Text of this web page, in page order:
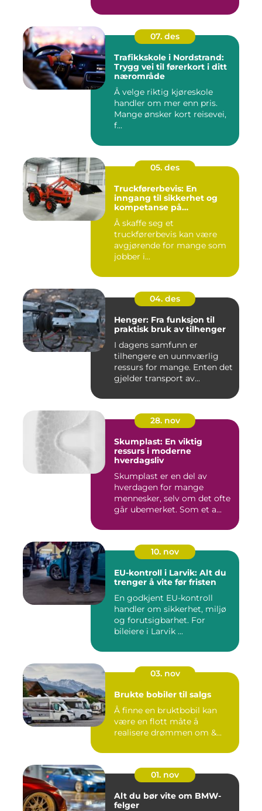
07. des
Trafikkskole i Nordstrand:
Trygg vei til førerkort i ditt
nærområde
Å velge riktig kjøreskole
handler om mer enn pris.
Mange ønsker kort reisevei,
f...
05. des
Truckførerbevis: En
inngang til sikkerhet og
kompetanse på
arbeidsplassen
Å skaffe seg et
truckførerbevis kan være
avgjørende for mange som
jobber i...
04. des
Henger: Fra funksjon til
praktisk bruk av tilhenger
I dagens samfunn er
tilhengere en uunnværlig
ressurs for mange. Enten det
gjelder transport av...
28. nov
Skumplast: En viktig
ressurs i moderne
hverdagsliv
Skumplast er en del av
hverdagen for mange
mennesker, selv om det ofte
går ubemerket. Som et a...
10. nov
EU-kontroll i Larvik: Alt du
trenger å vite før fristen
En godkjent EU-kontroll
handler om sikkerhet, miljø
og forutsigbarhet. For
bileiere i Larvik ...
03. nov
Brukte bobiler til salgs
Å finne en bruktbobil kan
være en flott måte å
realisere drømmen om &...
01. nov
Alt du bør vite om BMW-
felger